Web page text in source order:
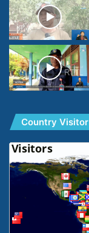
Country Visitor